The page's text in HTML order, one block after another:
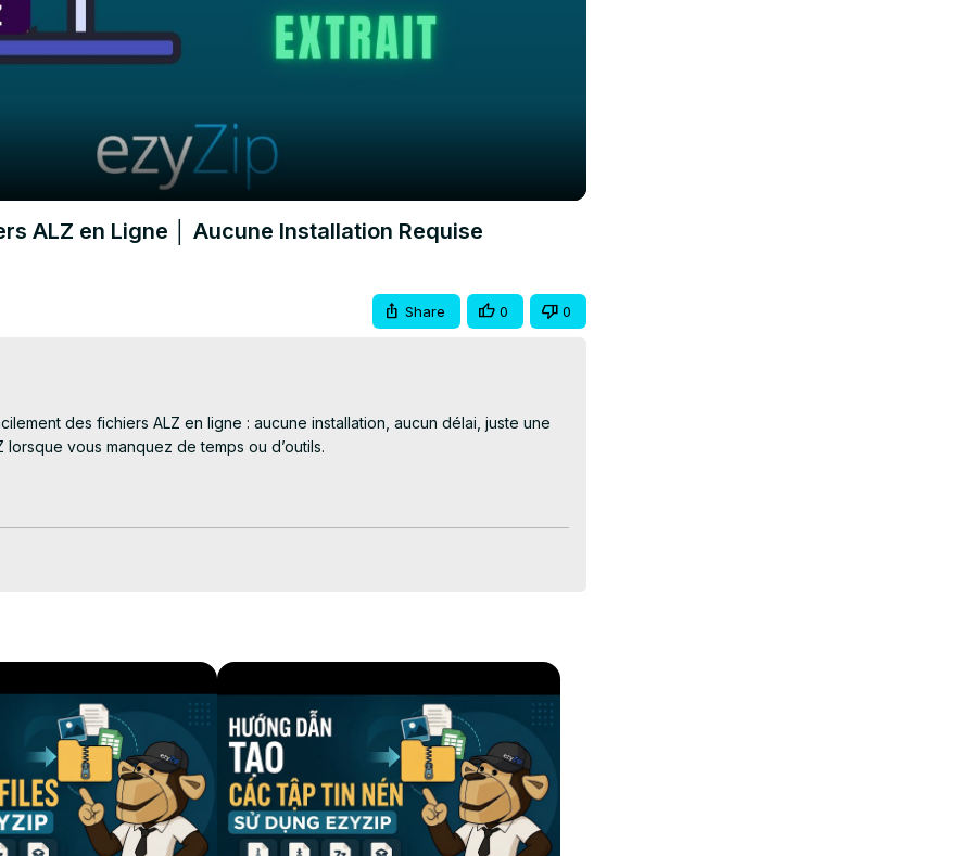
ALZ en Ligne │ Aucune Installation Requise
Share 0 0
des fichiers ALZ en ligne : aucune installation, aucun délai, juste une
vous manquez de temps ou d’outils.
n'importe quel appareil, où que vous soyez, en quelques clics et sans